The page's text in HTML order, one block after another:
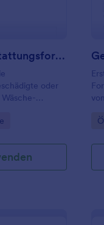
Waschgeld Rückerstattungsformular
oder
Hotels und